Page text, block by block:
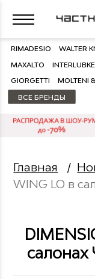
RIMADESIO WALTER
MAXALTO INTERLUBKE
GIORGETTI MOLTENI
ВСЕ БРЕНДЫ
Главная /
WING LO в
салонах